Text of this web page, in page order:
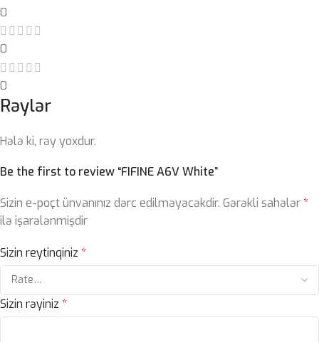
0
0
0
Rəylər
Hələ ki, rəy yoxdur.
Be the first to review “FIFINE A6V White”
Sizin e-poçt ünvanınız dərc edilməyəcəkdir. Gərəkli sahələr*
ilə işarələnmişdir
Sizin reytinqiniz *
Sizin rəyiniz *